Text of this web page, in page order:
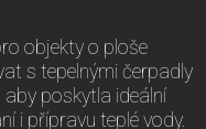
objekty o ploše
s tepelnými čerpadly
poskytla ideální
i přípravu teplé vody.